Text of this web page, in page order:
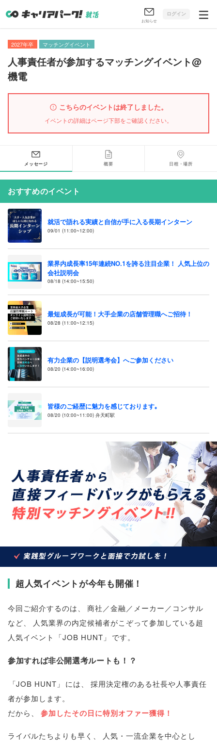
お知らせ
ログイン
2027年卒 マッチングイベント
人事責任者が参加するマッチングイベント@
機電
こちらのイベントは終了しました。
イベントの詳細はページ下部をご確認ください。
メッセージ 概要 日程・場所
おすすめのイベント
就活で語れる実績と自信が手に入る長期インターン
09/01 (11:00~12:00)
業界内成長率15年連続NO.1を誇る注目企業！ 人気上位の
会社説明会
08/18 (14:00~15:50)
最短成長が可能！大手企業の店舗管理職へご招待！
08/28 (11:00~12:15)
有力企業の【説明選考会】へご参加ください
08/20 (14:00~16:00)
皆様のご経歴に魅力を感じております｡
08/20 (10:00~11:00) 弁天町駅
超人気イベントが今年も開催！
今回ご紹介するのは
商社／金融／メーカー／コンサル
など
人気業界の内定候補者がこぞって参加している超
人気イベント
「JOB HUNT 」 です。
参加すれば非公開選考ルートも！？
「JOB HUNT 」 には
採用決定権のある社長や人事責任
者が参加します。
だから
参加したその日に特別オファー獲得！
ライバルたちよりも早く
人気・一流企業を中心とし